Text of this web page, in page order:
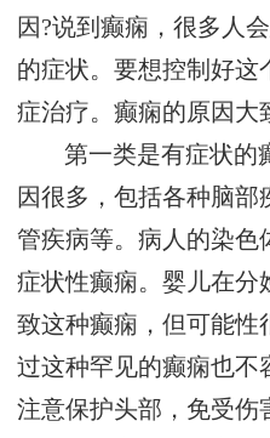
因?说到癫痫，很多人
的症状。要想控制好这
症治疗。癫痫的原因大
第一类是有症状的
因很多，包括各种脑部
管疾病等。病人的染色
症状性癫痫。婴儿在分
致这种癫痫，但可能性
过这种罕见的癫痫也不
注意保护头部，免受伤